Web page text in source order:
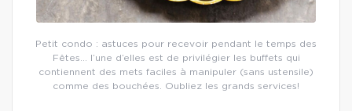
Petit condo : astuces pour recevoir pendant le temps des
Fêtes… l’une d’elles est de privilégier les buffets qui
contiennent des mets faciles à manipuler (sans ustensile)
comme des bouchées. Oubliez les grands services!